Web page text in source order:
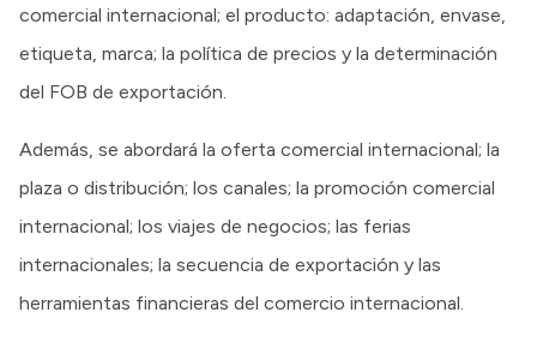
comercial internacional; el producto: adaptación, envase,
etiqueta, marca; la política de precios y la determinación
del FOB de exportación.
Además, se abordará la oferta comercial internacional; la
plaza o distribución; los canales; la promoción comercial
internacional; los viajes de negocios; las ferias
internacionales; la secuencia de exportación y las
herramientas financieras del comercio internacional.